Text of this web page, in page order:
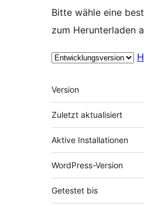
Bitte wähle eine
zum Herunterladen
Meta
Version
Zuletzt aktualisiert
Aktive Installationen
WordPress-Version
Getestet bis